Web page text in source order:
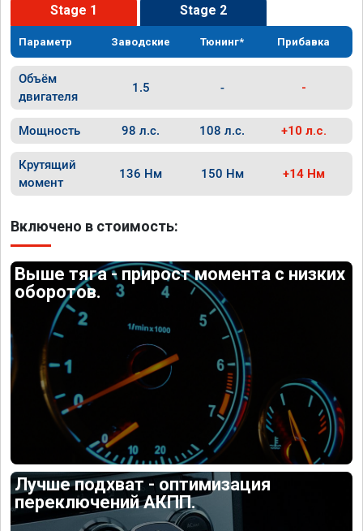
Stage 1 Stage 2
Параметр Заводские Тюнинг* Прибавка
Объём
двигателя
1.5 - -
Мощность 98 л.с. 108 л.с. +10 л.с.
Крутящий
момент
136 Нм 150 Нм +14 Нм
Включено в стоимость:
Выше тяга - прирост момента с низких
оборотов.
Лучше подхват - оптимизация
переключений АКПП.